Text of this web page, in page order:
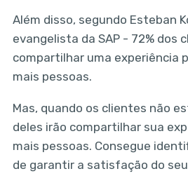
Além disso, segundo Esteban
evangelista da SAP - 72% dos
compartilhar uma experiência
mais pessoas.
Mas, quando os clientes não
deles irão compartilhar sua
mais pessoas.‌‌ Consegue
de garantir a satisfação do